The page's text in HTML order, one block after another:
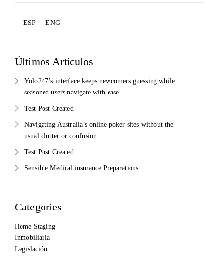
ESP ENG
Últimos Artículos
Yolo247’s interface keeps newcomers guessing while
seasoned users navigate with ease
Test Post Created
Navigating Australia’s online poker sites without the
usual clutter or confusion
Test Post Created
Sensible Medical insurance Preparations
Categories
Home Staging
Inmobiliaria
Legislación